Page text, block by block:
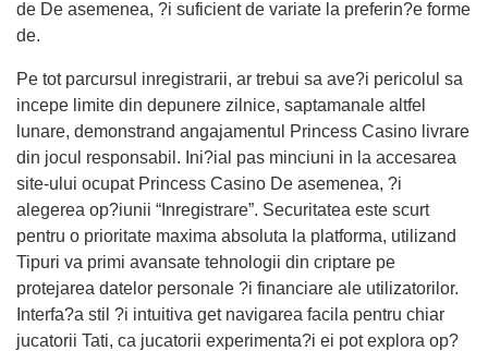
de De asemenea, ?i suficient de variate la preferin?e forme
de.
Pe tot parcursul inregistrarii, ar trebui sa ave?i pericolul sa
incepe limite din depunere zilnice, saptamanale altfel
lunare, demonstrand angajamentul Princess Casino livrare
din jocul responsabil. Ini?ial pas minciuni in la accesarea
site-ului ocupat Princess Casino De asemenea, ?i
alegerea op?iunii “Inregistrare”. Securitatea este scurt
pentru o prioritate maxima absoluta la platforma, utilizand
Tipuri va primi avansate tehnologii din criptare pe
protejarea datelor personale ?i financiare ale utilizatorilor.
Interfa?a stil ?i intuitiva get navigarea facila pentru chiar
jucatorii Tati, ca jucatorii experimenta?i ei pot explora op?